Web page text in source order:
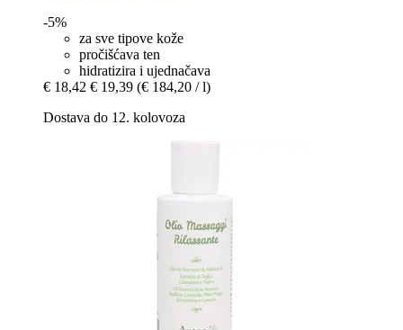
-5%
za sve tipove kože
pročišćava ten
hidratizira i ujednačava
€ 18,42 € 19,39 (€ 184,20 / l)
Dostava do 12. kolovoza